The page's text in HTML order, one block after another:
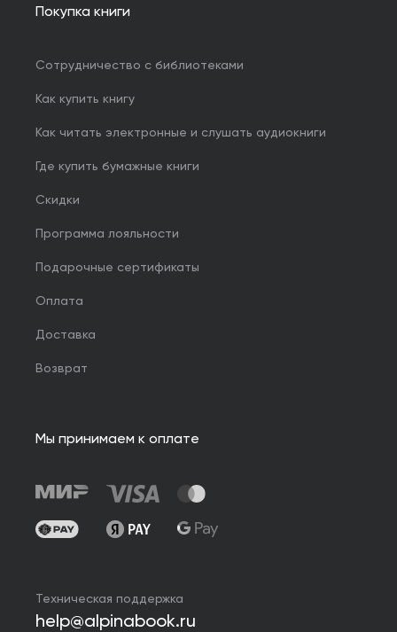
Покупка книги
Сотрудничество с библиотеками
Как купить книгу
Как читать электронные и слушать аудиокниги
Где купить бумажные книги
Скидки
Программа лояльности
Подарочные сертификаты
Оплата
Доставка
Возврат
Мы принимаем к оплате
Техническая поддержка
help@alpinabook.ru